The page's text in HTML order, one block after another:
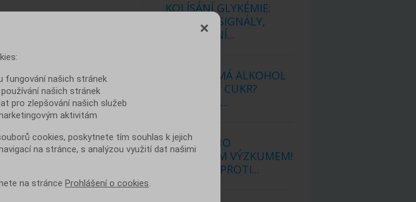
KOLÍSÁNÍ GLYKÉMIE:
VAROVNÉ SIGNÁLY,
KTERÉ NENÍ...
JAKÝ VLIV MÁ ALKOHOL
NA KREVNÍ CUKR?
ODPOVÍDÁ...
POTVRZENO
UNIKÁTNÍM VÝZKUMEM!
NOVÝ LÉK PROTI...
fungování našich stránek
našich stránek
pro zlepšování našich služeb
aktivitám
cookies, poskytnete tím souhlas k jejich
na stránce, s analýzou využití dat našimi
na stránce Prohlášení o cookies.